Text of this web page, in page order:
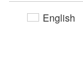
English